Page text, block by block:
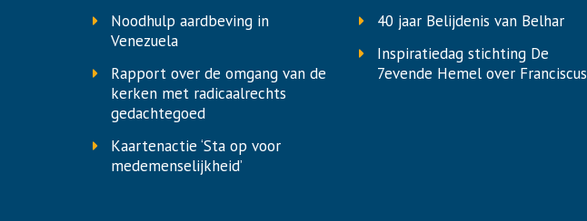
Noodhulp aardbeving in
Venezuela
Rapport over de omgang van de
kerken met radicaalrechts
gedachtegoed
Kaartenactie ‘Sta op voor
medemenselijkheid’
40 jaar Belijdenis van Belhar
Inspiratiedag stichting De
7evende Hemel over Franciscus